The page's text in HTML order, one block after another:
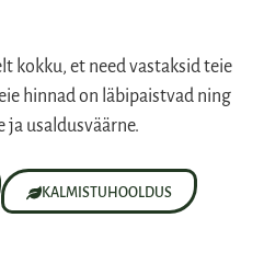
kokku, et need vastaksid teie
hinnad on läbipaistvad ning
usaldusväärne.
KALMISTUHOOLDUS